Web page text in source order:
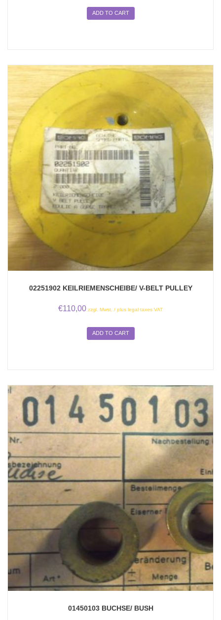
ADD TO CART
02251902 KEILRIEMENSCHEIBE/ V-BELT PULLEY
€110,00 zzgl. Mwst. / plus legal taxes VAT
ADD TO CART
01450103 BUCHSE/ BUSH